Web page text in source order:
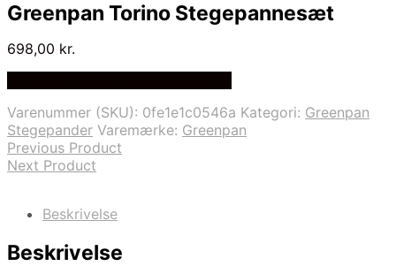
Greenpan Torino Stegepannesæt
698,00 kr.
Varenummer (SKU): 0fe1e1c0546a Kategori: Greenpan
Stegepander Varemærke: Greenpan
Previous Product
Next Product
Beskrivelse
Beskrivelse